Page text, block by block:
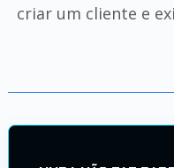
criar um cliente e